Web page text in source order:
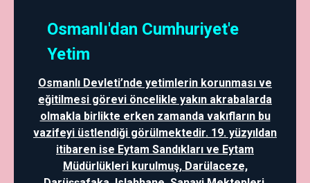
Osmanlı'dan Cumhuriyet'e
Yetim
Osmanlı Devleti’nde yetimlerin korunması ve
eğitilmesi görevi öncelikle yakın akrabalarda
olmakla birlikte erken zamanda vakıfların bu
vazifeyi üstlendiği görülmektedir. 19. yüzyıldan
itibaren ise Eytam Sandıkları ve Eytam
Müdürlükleri kurulmuş, Darülaceze,